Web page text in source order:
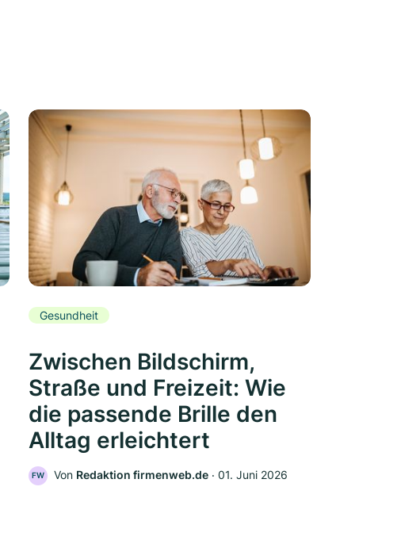
Gesundheit
Zwischen Bildschirm,
Straße und Freizeit: Wie
die passende Brille den
Alltag erleichtert
FW Von Redaktion firmenweb.de ‧ 01. Juni 2026